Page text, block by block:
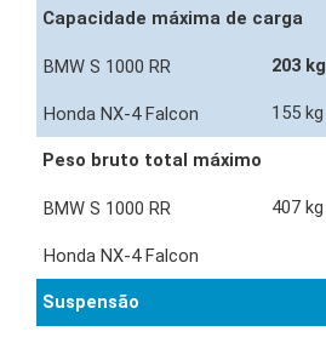
Capacidade máxima de carga
203 kg
155 kg
Peso bruto total máximo
407 kg
Suspensão